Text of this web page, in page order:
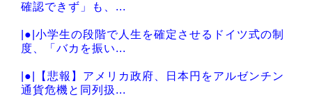
確認できず」も、...
|●|小学生の段階で人生を確定させるドイツ式の制
度、「バカを振い...
|●|【悲報】アメリカ政府、日本円をアルゼンチン
通貨危機と同列扱...